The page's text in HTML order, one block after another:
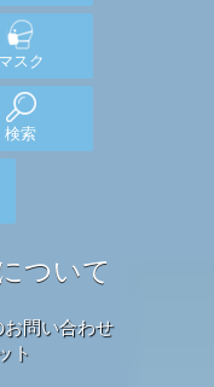
マスク
検索
ついて
問い合わせ
ト